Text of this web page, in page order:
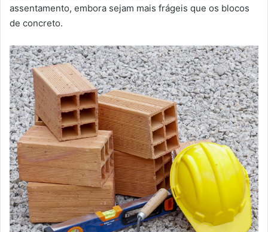
assentamento, embora sejam mais frágeis que os blocos
de concreto.